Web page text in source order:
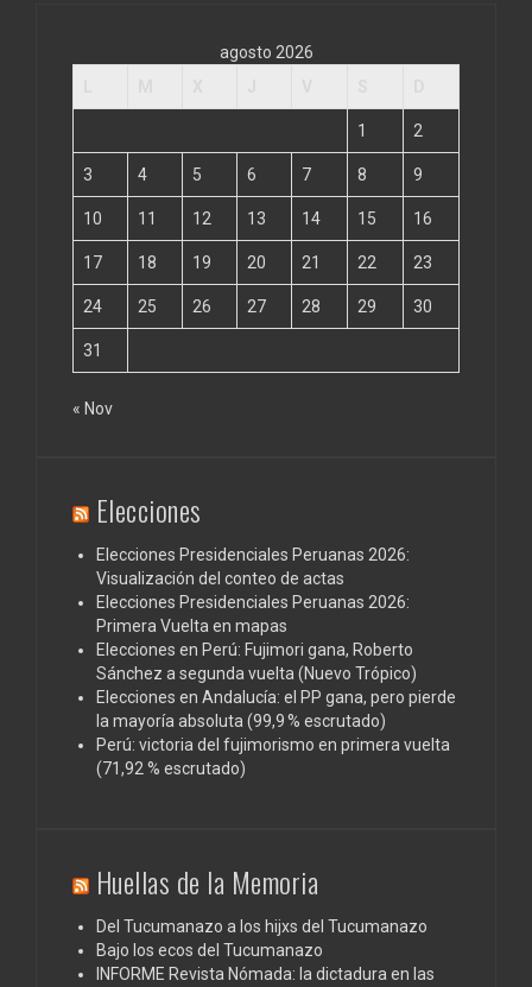
agosto 2026
1 2
3 4 5 6 7 8 9
10 11 12 13 14 15 16
17 18 19 20 21 22 23
24 25 26 27 28 29 30
31
« Nov
Elecciones
Elecciones Presidenciales Peruanas 2026:
Visualización del conteo de actas
Elecciones Presidenciales Peruanas 2026:
Primera Vuelta en mapas
Elecciones en Perú: Fujimori gana, Roberto
Sánchez a segunda vuelta (Nuevo Trópico)
Elecciones en Andalucía: el PP gana, pero pierde
la mayoría absoluta (99,9 % escrutado)
Perú: victoria del fujimorismo en primera vuelta
(71,92 % escrutado)
Huellas de la Memoria
Del Tucumanazo a los hijxs del Tucumanazo
Bajo los ecos del Tucumanazo
INFORME Revista Nómada: la dictadura en las